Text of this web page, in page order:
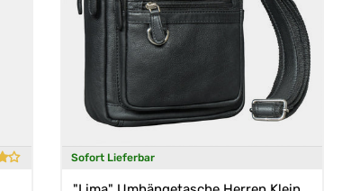
Sofort Lieferbar